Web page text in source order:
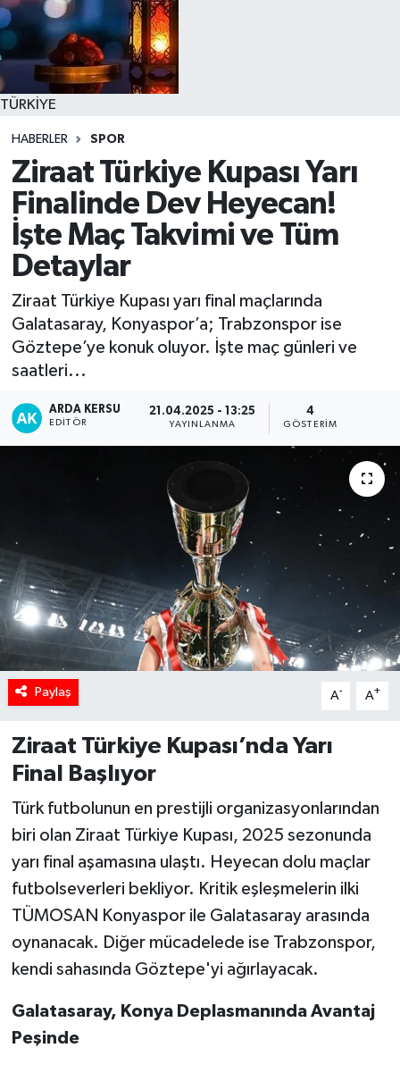
TÜRKİYE
HABERLER SPOR
Ziraat Türkiye Kupası Yarı
Finalinde Dev Heyecan!
İşte Maç Takvimi ve Tüm
Detaylar
Ziraat Türkiye Kupası yarı final maçlarında
Galatasaray, Konyaspor’a; Trabzonspor ise
Göztepe’ye konuk oluyor. İşte maç günleri ve
saatleri...
ARDA KERSU
EDITÖR
21.04.2025 - 13:25
YAYINLANMA
4
GÖSTERIM
Paylaş A- A+
Ziraat Türkiye Kupası’nda Yarı
Final Başlıyor
Türk futbolunun en prestijli organizasyonlarından
biri olan Ziraat Türkiye Kupası, 2025 sezonunda
yarı final aşamasına ulaştı. Heyecan dolu maçlar
futbolseverleri bekliyor. Kritik eşleşmelerin ilki
TÜMOSAN Konyaspor ile Galatasaray arasında
oynanacak. Diğer mücadelede ise Trabzonspor,
kendi sahasında Göztepe'yi ağırlayacak.
Galatasaray, Konya Deplasmanında Avantaj
Peşinde